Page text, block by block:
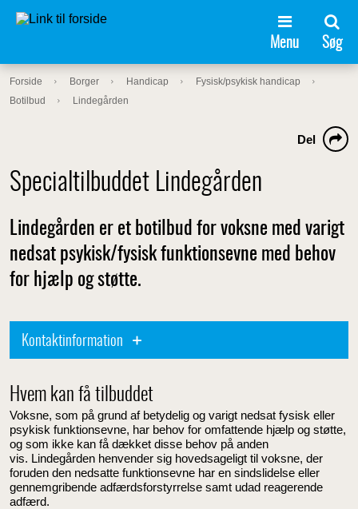
Menu Søg
Forside Borger Handicap
Fysisk/psykisk handicap
Botilbud
Lindegården
Specialtilbuddet Lindegården
Del
Lindegården er et botilbud for voksne med varigt
nedsat psykisk/fysisk funktionsevne med behov
for hjælp og støtte.
Kontaktinformation
Hvem kan få tilbuddet
Voksne, som på grund af betydelig og varigt nedsat fysisk eller
psykisk funktionsevne, har behov for omfattende hjælp og støtte,
og som ikke kan få dækket disse behov på anden
vis. Lindegården henvender sig hovedsageligt til voksne, der
foruden den nedsatte funktionsevne har en sindslidelse eller
gennemgribende adfærdsforstyrrelse samt udad reagerende
adfærd.